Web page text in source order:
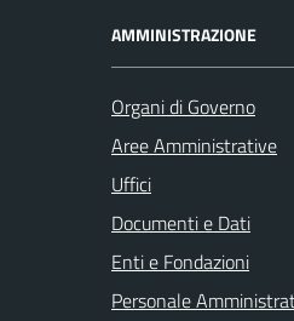
AMMINISTRAZIONE
Organi di Governo
Aree Amministrative
Uffici
Documenti e Dati
Enti e Fondazioni
Personale